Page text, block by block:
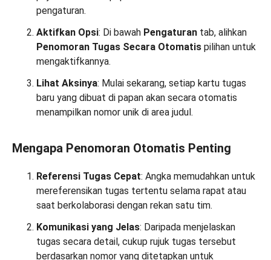
pengaturan.
Aktifkan Opsi: Di bawah Pengaturan tab, alihkan
Penomoran Tugas Secara Otomatis pilihan untuk
mengaktifkannya.
Lihat Aksinya: Mulai sekarang, setiap kartu tugas
baru yang dibuat di papan akan secara otomatis
menampilkan nomor unik di area judul.
Mengapa Penomoran Otomatis Penting
Referensi Tugas Cepat: Angka memudahkan untuk
mereferensikan tugas tertentu selama rapat atau
saat berkolaborasi dengan rekan satu tim.
Komunikasi yang Jelas: Daripada menjelaskan
tugas secara detail, cukup rujuk tugas tersebut
berdasarkan nomor yang ditetapkan untuk